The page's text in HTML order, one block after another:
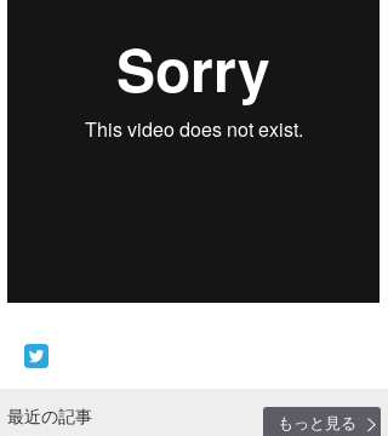
最近の記事
もっと見る
mitsuteru Kamio
SURFMEDIA